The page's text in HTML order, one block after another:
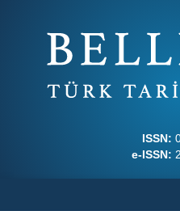
ISSN:
e-ISSN: